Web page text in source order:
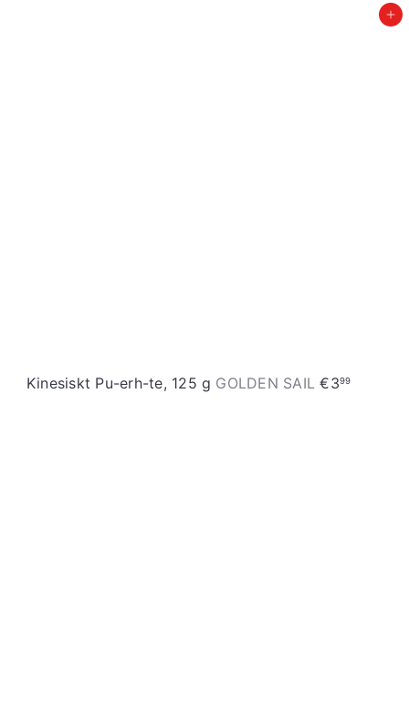
Įdėti į krepšelį
Kinesiskt Pu-erh-te, 125 g GOLDEN SAIL€399